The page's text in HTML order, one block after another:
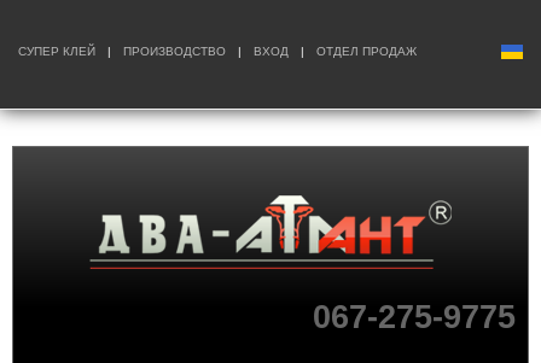
СУПЕР КЛЕЙ | ПРОИЗВОДСТВО | ВХОД | ОТДЕЛ ПРОДАЖ
067-275-9775